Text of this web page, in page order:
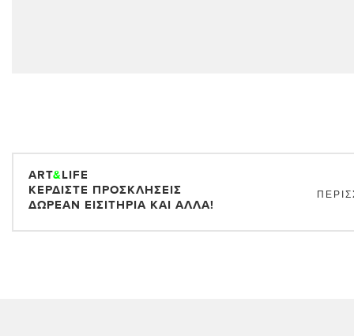
ART&LIFE
ΚΕΡΔΊΣΤΕ ΠΡΟΣΚΛΉΣΕΙΣ
ΔΩΡΕΆΝ ΕΙΣΙΤΉΡΙΑ ΚΑΙ ΆΛΛΑ!